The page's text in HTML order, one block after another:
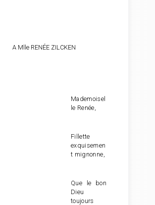
A Mlle RENÉE ZILCKEN
Mademoisel
le Renée,
Fillette
exquisemen
t mignonne,
Que le bon
Dieu
toujours